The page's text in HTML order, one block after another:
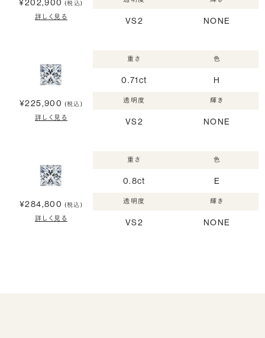
¥202,900 (税込)
詳しく見る VS2 NONE
¥225,900 (税込)
詳しく見る
重さ
0.71ct
色
H
透明度
VS2
輝き
NONE
¥284,800 (税込)
詳しく見る
重さ
0.8ct
色
E
透明度
VS2
輝き
NONE